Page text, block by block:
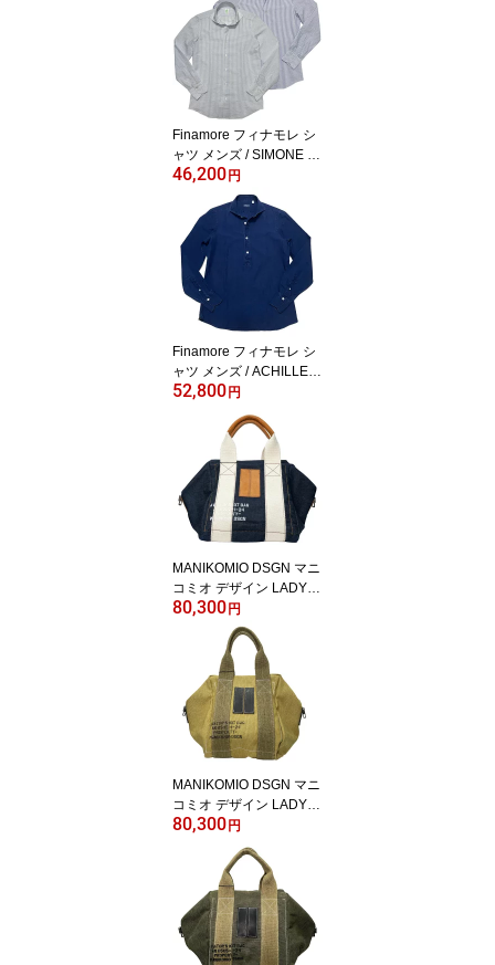
ツ ホワイト ボルドー ブ
ラック / 61039001
Finamore フィナモレ シ
ャツ メンズ / SIMONE B
ALI C0484I シモーネ バ
ーリ カッタウェイカラー
シアサッカー ストライプ
シャツ / ブルー ネイビー
イタリア 長袖 春 夏
46,200円
Finamore フィナモレ シ
ャツ メンズ / ACHILLE P
ORTO アキレ ポルト ラ
ウェイカラー プルオーバ
ーシャツ インディゴブル
ー / C0744D イタリア 長
袖
52,800円
MANIKOMIO DSGN マニ
コミオ デザイン LADY24
DENIM レディ24 キュー
ブ型 2WAYバッグ インデ
ィゴブルー / イタリア ユ
ニセックス
80,300円
MANIKOMIO DSGN マニ
コミオ デザイン LADY24
NEW TENT CAMP SAN
D レディ24 キューブ型 2
WAYバッグ / イタリア ユ
ニセックス
80,300円